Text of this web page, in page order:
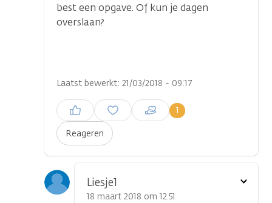
best een opgave. Of kun je dagen
overslaan?
Laatst bewerkt: 21/03/2018 - 09:17
Reageren
1
Inloggen om een reactie te
plaatsen
Liesje1
18 maart 2018 om 12.51
Toon